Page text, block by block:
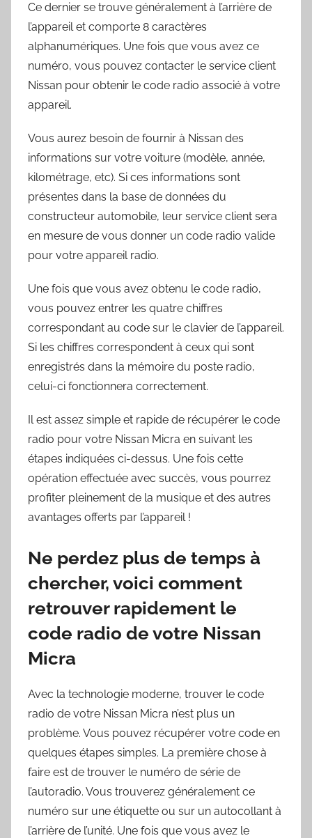
Ce dernier se trouve généralement à l’arrière de
l’appareil et comporte 8 caractères
alphanumériques. Une fois que vous avez ce
numéro, vous pouvez contacter le service client
Nissan pour obtenir le code radio associé à votre
appareil.
Vous aurez besoin de fournir à Nissan des
informations sur votre voiture (modèle, année,
kilométrage, etc). Si ces informations sont
présentes dans la base de données du
constructeur automobile, leur service client sera
en mesure de vous donner un code radio valide
pour votre appareil radio.
Une fois que vous avez obtenu le code radio,
vous pouvez entrer les quatre chiffres
correspondant au code sur le clavier de l’appareil.
Si les chiffres correspondent à ceux qui sont
enregistrés dans la mémoire du poste radio,
celui-ci fonctionnera correctement.
Il est assez simple et rapide de récupérer le code
radio pour votre Nissan Micra en suivant les
étapes indiquées ci-dessus. Une fois cette
opération effectuée avec succès, vous pourrez
profiter pleinement de la musique et des autres
avantages offerts par l’appareil !
Ne perdez plus de temps à
chercher, voici comment
retrouver rapidement le
code radio de votre Nissan
Micra
Avec la technologie moderne, trouver le code
radio de votre Nissan Micra n’est plus un
problème. Vous pouvez récupérer votre code en
quelques étapes simples. La première chose à
faire est de trouver le numéro de série de
l’autoradio. Vous trouverez généralement ce
numéro sur une étiquette ou sur un autocollant à
l’arrière de l’unité. Une fois que vous avez le